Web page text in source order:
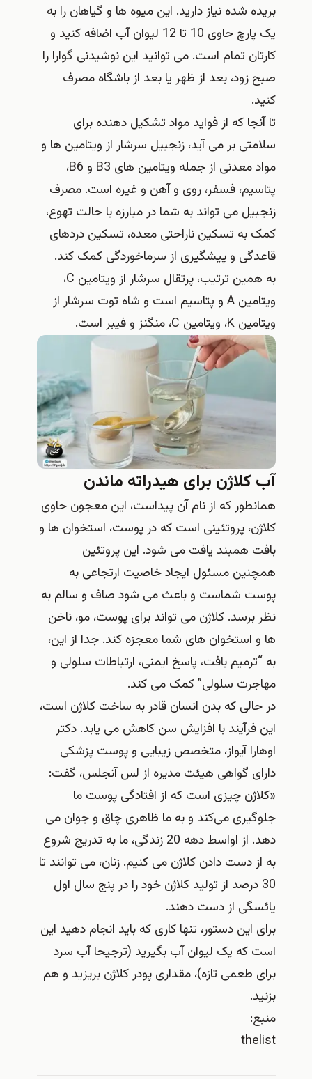
بریده شده نیاز دارید. این میوه ها و گیاهان را به
یک پارچ حاوی 10 تا 12 لیوان آب اضافه کنید و
کارتان تمام است. می توانید این نوشیدنی گوارا را
صبح زود، بعد از ظهر یا بعد از باشگاه مصرف
کنید.
تا آنجا که از فواید مواد تشکیل دهنده برای
سلامتی بر می آید، زنجبیل سرشار از ویتامین ها و
مواد معدنی از جمله ویتامین های B3 و B6،
پتاسیم، فسفر، روی و آهن و غیره است. مصرف
زنجبیل می تواند به شما در مبارزه با حالت تهوع،
کمک به تسکین ناراحتی معده، تسکین دردهای
قاعدگی و پیشگیری از سرماخوردگی کمک کند.
به همین ترتیب، پرتقال سرشار از ویتامین C،
ویتامین A و پتاسیم است و شاه توت سرشار از
ویتامین K، ویتامین C، منگنز و فیبر است.
آب کلاژن برای هیدراته ماندن
همانطور که از نام آن پیداست، این معجون حاوی
کلاژن، پروتئینی است که در پوست، استخوان ها و
بافت همبند یافت می شود. این پروتئین
همچنین مسئول ایجاد خاصیت ارتجاعی به
پوست شماست و باعث می‌ شود صاف و سالم به
نظر برسد. کلاژن می تواند برای پوست، مو، ناخن
ها و استخوان های شما معجزه کند. جدا از این،
به “ترمیم بافت، پاسخ ایمنی، ارتباطات سلولی و
مهاجرت سلولی” کمک می کند.
در حالی که بدن انسان قادر به ساخت کلاژن است،
این فرآیند با افزایش سن کاهش می یابد. دکتر
اوهارا آیواز، متخصص زیبایی و پوست پزشکی
دارای گواهی هیئت مدیره از لس آنجلس، گفت:
«کلاژن چیزی است که از افتادگی پوست ما
جلوگیری می‌کند و به ما ظاهری چاق و جوان می‌
دهد. از اواسط دهه 20 زندگی، ما به تدریج شروع
به از دست دادن کلاژن می کنیم. زنان، می توانند تا
30 درصد از تولید کلاژن خود را در پنج سال اول
یائسگی از دست دهند.
برای این دستور، تنها کاری که باید انجام دهید این
است که یک لیوان آب بگیرید (ترجیحا آب سرد
برای طعمی تازه)، مقداری پودر کلاژن بریزید و هم
بزنید.
منبع:
thelist